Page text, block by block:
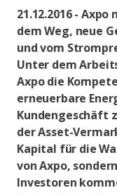
21.12.2016 -
dem Weg, neue
und vom
Unter dem
Axpo die
erneuerbare
Kundengeschäft
der Asset-
Kapital für die
von Axpo,
Investoren